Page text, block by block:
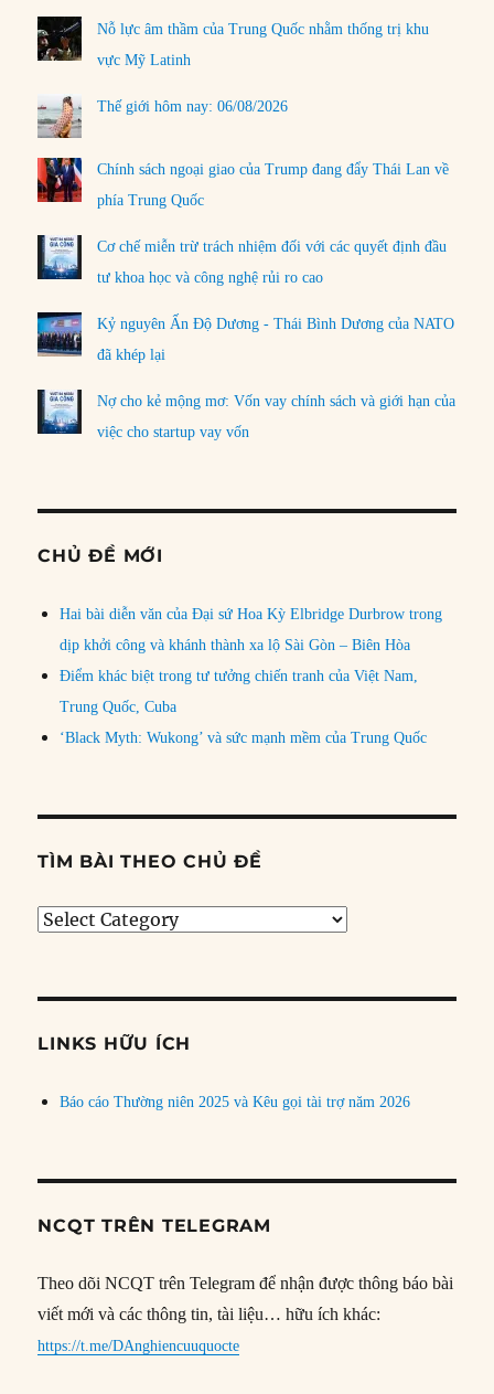
Nỗ lực âm thầm của Trung Quốc nhằm thống trị khu
vực Mỹ Latinh
Thế giới hôm nay: 06/08/2026
Chính sách ngoại giao của Trump đang đẩy Thái Lan về
phía Trung Quốc
Cơ chế miễn trừ trách nhiệm đối với các quyết định đầu
tư khoa học và công nghệ rủi ro cao
Kỷ nguyên Ấn Độ Dương - Thái Bình Dương của NATO
đã khép lại
Nợ cho kẻ mộng mơ: Vốn vay chính sách và giới hạn của
việc cho startup vay vốn
CHỦ ĐỀ MỚI
Hai bài diễn văn của Đại sứ Hoa Kỳ Elbridge Durbrow trong
dịp khởi công và khánh thành xa lộ Sài Gòn – Biên Hòa
Điểm khác biệt trong tư tưởng chiến tranh của Việt Nam,
Trung Quốc, Cuba
‘Black Myth: Wukong’ và sức mạnh mềm của Trung Quốc
TÌM BÀI THEO CHỦ ĐỀ
Tìm
đề
LINKS HỮU ÍCH
Báo cáo Thường niên 2025 và Kêu gọi tài trợ năm 2026
NCQT TRÊN TELEGRAM
Theo dõi NCQT trên Telegram để nhận được thông báo bài
viết mới và các thông tin, tài liệu… hữu ích khác:
https://t.me/DAnghiencuuquocte